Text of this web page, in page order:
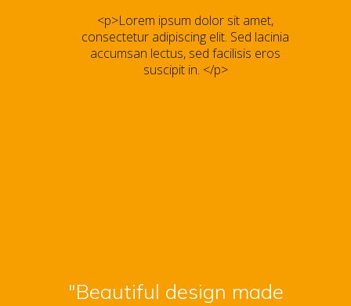
<p>Lorem ipsum dolor sit amet,
consectetur adipiscing elit. Sed lacinia
accumsan lectus, sed facilisis eros
suscipit in. </p>
"Beautiful design made